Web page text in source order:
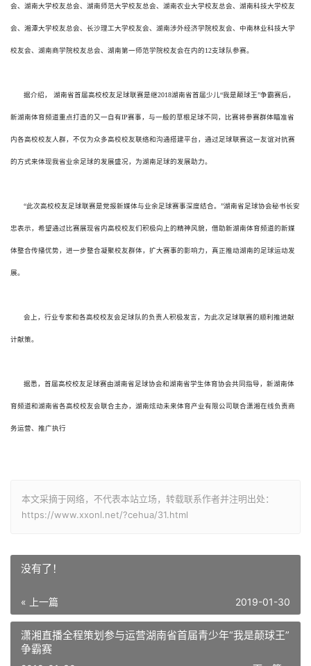
会、湖南大学校友总会、湖南师范大学校友总会、湖南农业大学校友总会、湖南科技大学校友
会、湘潭大学校友总会、长沙理工大学校友会、湖南涉外经济学院校友会、中南林业科技大学
校友会、湖南商学院校友总会、湖南第一师范学院校友会在内的12支球队参赛。
据介绍， 湖南省首届高校校友足球联赛是继2018湖南省首届少儿“我是颠球王”争霸赛后，
新湖南体育频道重点打造的又一自有IP赛事，与一般的草根足球不同，比赛将参赛群体瞄准省
内各高校校友人群，不仅为众多高校校友联络和沟通搭建平台，通过足球联赛这一友谊对抗赛
的方式来体现我省业余足球的发展盛况，为湖南足球的发展助力。
“此次高校校友足球联赛是党报新媒体与业余足球赛事深度结合。”湖南省足球协会秘书长安
忠表示，希望通过比赛展现省内高校校友们积极向上的精神风貌，借助新湖南体育频道的新媒
体整合传播优势，进一步整合凝聚校友群体，扩大赛事的影响力，真正推动湖南的足球运动发
展。
会上，行业专家和各高校校友会足球队的负责人积极发言，为此次足球联赛的顺利推进献
计献策。
据悉，首届高校校友足球赛由湖南省足球协会和湖南省学生体育协会共同指导，新湖南体
育频道和湖南省各高校校友会联合主办，湖南炫动未来体育产业有限公司联合潇湘在线负责商
务运营、推广执行
本文采摘于网络，不代表本站立场，转载联系作者并注明出处：
https://www.xxonl.net/?cehua/31.html
没有了！
« 上一篇 2019-01-30
潇湘直播全程策划参与运营湖南省首届青少年“我是颠球王”
争霸赛